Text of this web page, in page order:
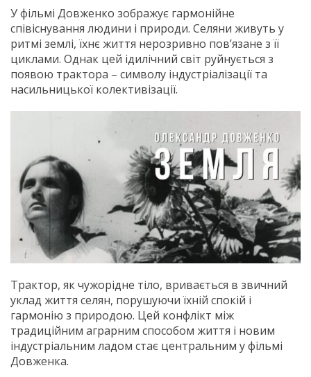
У фільмі Довженко зображує гармонійне
співіснування людини і природи. Селяни живуть у
ритмі землі, їхнє життя нерозривно пов’язане з її
циклами. Однак цей ідилічний світ руйнується з
появою трактора – символу індустріалізації та
насильницької колективізації.
Трактор, як чужорідне тіло, вривається в звичний
уклад життя селян, порушуючи їхній спокій і
гармонію з природою. Цей конфлікт між
традиційним аграрним способом життя і новим
індустріальним ладом стає центральним у фільмі
Довженка.